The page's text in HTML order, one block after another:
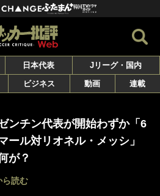
日本代表
Jリーグ・国内
ビジネス 動画 連載
ンチン代表が開始わずか「6
ール対リオネル・メッシ」
が？
ら読む